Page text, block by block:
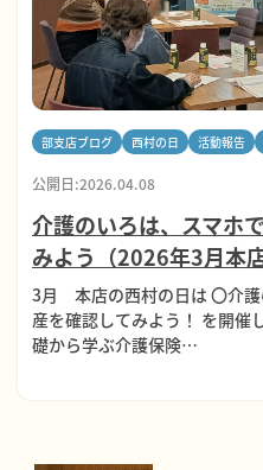
部支店ブログ 西村の日 活動報告
公開日:2026.04.08
介護のいろは、スマホ
みよう（2026年3月本
3月 本店の西村の日は 〇介
産を確認してみよう！ を開
礎から学ぶ介護保険…